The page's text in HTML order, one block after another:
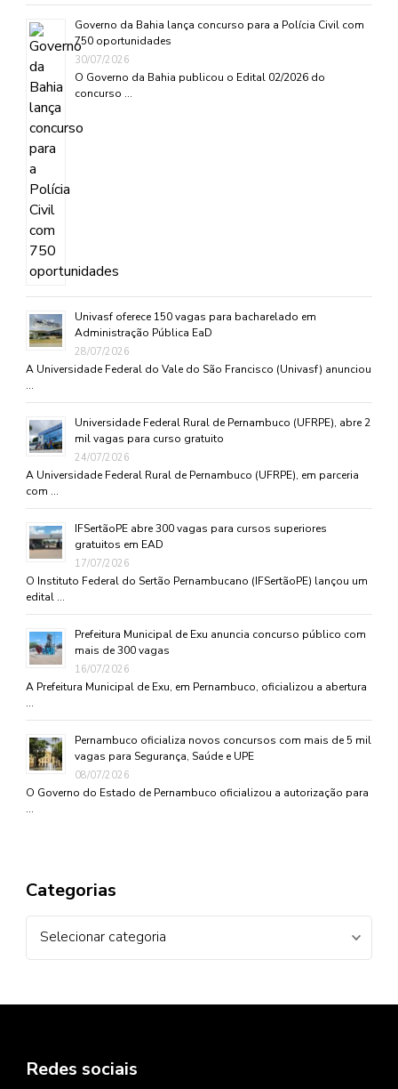
Governo da Bahia lança concurso para a Polícia Civil com
750 oportunidades
30/07/2026
O Governo da Bahia publicou o Edital 02/2026 do
concurso …
Univasf oferece 150 vagas para bacharelado em
Administração Pública EaD
28/07/2026
A Universidade Federal do Vale do São Francisco (Univasf) anunciou
…
Universidade Federal Rural de Pernambuco (UFRPE), abre 2
mil vagas para curso gratuito
24/07/2026
A Universidade Federal Rural de Pernambuco (UFRPE), em parceria
com …
IFSertãoPE abre 300 vagas para cursos superiores
gratuitos em EAD
17/07/2026
O Instituto Federal do Sertão Pernambucano (IFSertãoPE) lançou um
edital …
Prefeitura Municipal de Exu anuncia concurso público com
mais de 300 vagas
16/07/2026
A Prefeitura Municipal de Exu, em Pernambuco, oficializou a abertura
…
Pernambuco oficializa novos concursos com mais de 5 mil
vagas para Segurança, Saúde e UPE
08/07/2026
O Governo do Estado de Pernambuco oficializou a autorização para
…
Categorias
Redes sociais